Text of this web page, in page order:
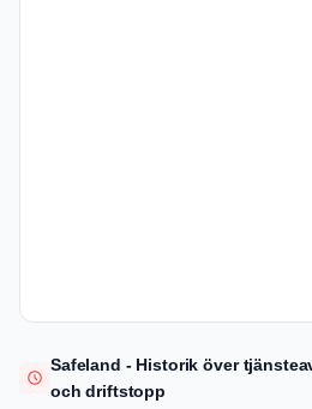
Safeland - Historik över
och driftstopp